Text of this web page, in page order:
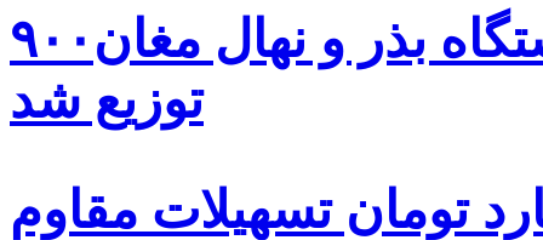
۹۰۰هزار اصله نهال توسط ایستگاه بذر و نهال مغان
توزیع شد
هزار و ۴۸۰ میلیارد تومان تسهیلات مقاوم